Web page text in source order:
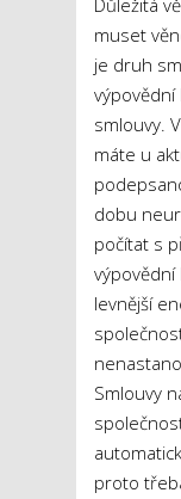
muset
je druh
výpovědní
smlouvy.
máte u
dobu
počítat s
levnější
Smlouvy
proto